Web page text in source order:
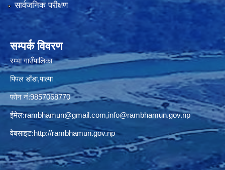
सार्वजनिक परीक्षण
सम्पर्क विवरण
रम्भा गाउँपालिका
पिपल डाँडा,पाल्पा
फोन नं:9857068770
ईमेल:rambhamun@gmail.com,info@rambhamun.gov.np
वेबसाइट:http://rambhamun.gov.np